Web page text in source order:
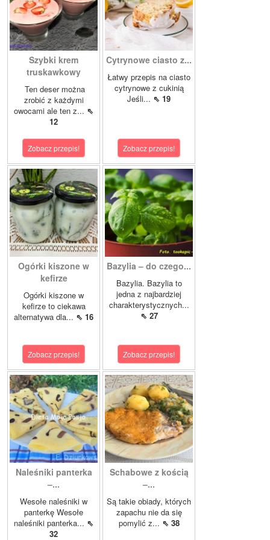
Szybki krem
truskawkowy
Ten deser można
zrobić z każdymi
owocami ale ten z... ⇖
12
Zobacz przepis!
Cytrynowe ciasto z...
Łatwy przepis na ciasto
cytrynowe z cukinią
Jeśli... ⇖ 19
Zobacz przepis!
Ogórki kiszone w
kefirze
Ogórki kiszone w
kefirze to ciekawa
alternatywa dla... ⇖ 16
Zobacz przepis!
Bazylia – do czego...
Bazylia. Bazylia to
jedna z najbardziej
charakterystycznych...
⇖ 27
Zobacz przepis!
Naleśniki panterka
–...
Wesołe naleśniki w
panterkę Wesołe
naleśniki panterka... ⇖
32
Schabowe z kością
–...
Są takie obiady, których
zapachu nie da się
pomylić z... ⇖ 38